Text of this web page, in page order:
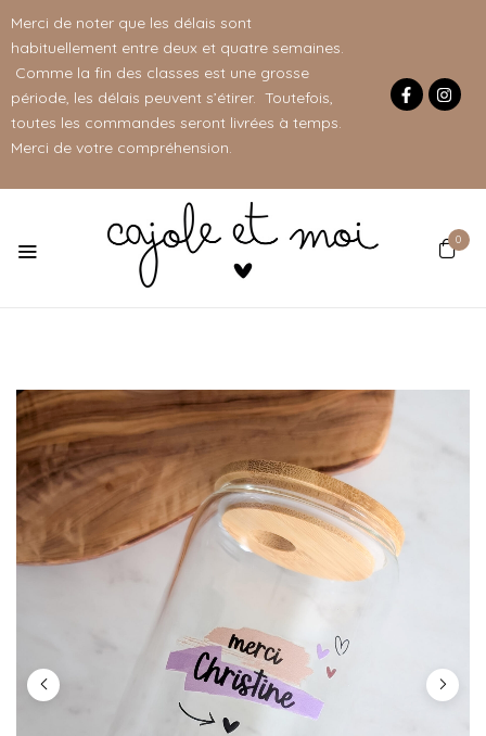
Merci de noter que les délais sont
habituellement entre deux et quatre semaines.
Comme la fin des classes est une grosse
période, les délais peuvent s’étirer. Toutefois,
toutes les commandes seront livrées à temps.
Merci de votre compréhension.
0